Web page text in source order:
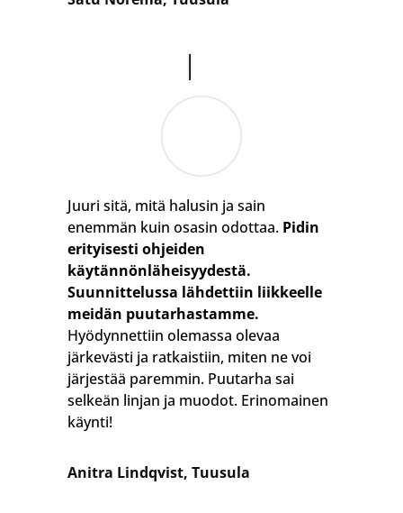
Juuri sitä, mitä halusin ja sain
enemmän kuin osasin odottaa. Pidin
erityisesti ohjeiden
käytännönläheisyydestä.
Suunnittelussa lähdettiin liikkeelle
meidän puutarhastamme.
Hyödynnettiin olemassa olevaa
järkevästi ja ratkaistiin, miten ne voi
järjestää paremmin. Puutarha sai
selkeän linjan ja muodot. Erinomainen
käynti!
Anitra Lindqvist, Tuusula